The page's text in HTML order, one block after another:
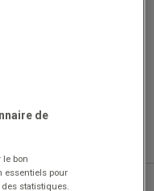
de
le bon
essentiels pour
statistiques.